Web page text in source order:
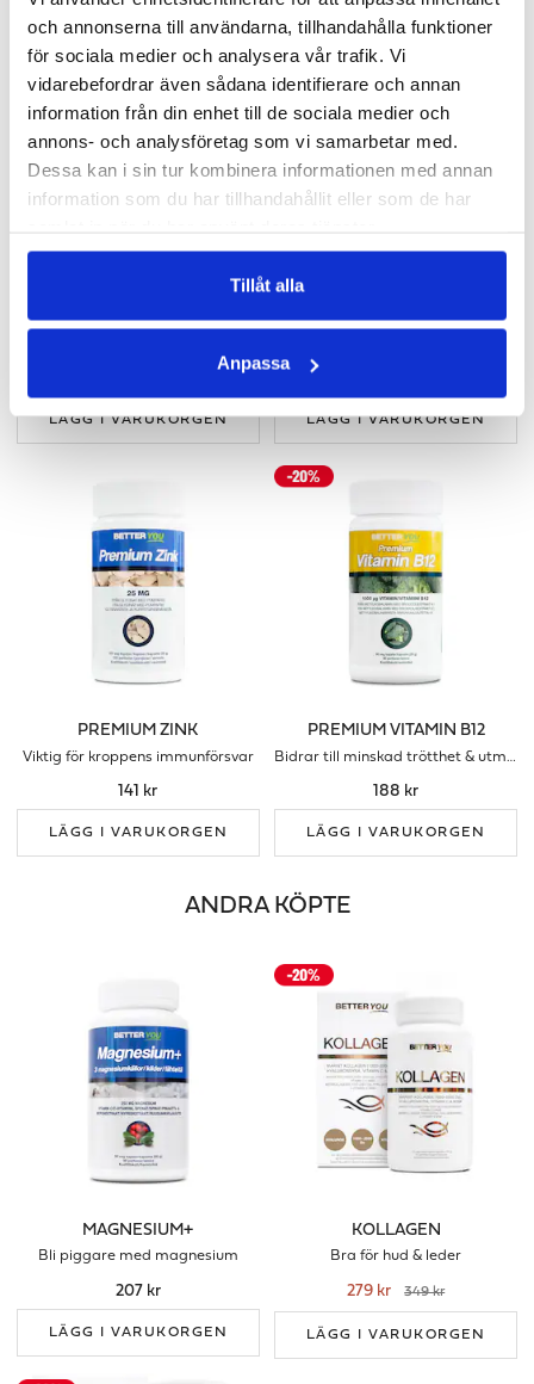
och annonserna till användarna, tillhandahålla funktioner
för sociala medier och analysera vår trafik. Vi
vidarebefordrar även sådana identifierare och annan
information från din enhet till de sociala medier och
annons- och analysföretag som vi samarbetar med.
Dessa kan i sin tur kombinera informationen med annan
information som du har tillhandahållit eller som de har
Tillåt alla
Anpassa
BETAKAROTEN 50 MG
LÄGG I VARUKORGEN
BETAKAROTEN 100 MG
LÄGG I VARUKORGEN
PREMIUM ZINK
Viktig för kroppens immunförsvar
141 kr
LÄGG I VARUKORGEN
PREMIUM VITAMIN B12
Bidrar till minskad trötthet & utmattning
188 kr
LÄGG I VARUKORGEN
ANDRA KÖPTE
MAGNESIUM+
Bli piggare med magnesium
207 kr
LÄGG I VARUKORGEN
KOLLAGEN
Bra för hud & leder
279 kr 349 kr
LÄGG I VARUKORGEN